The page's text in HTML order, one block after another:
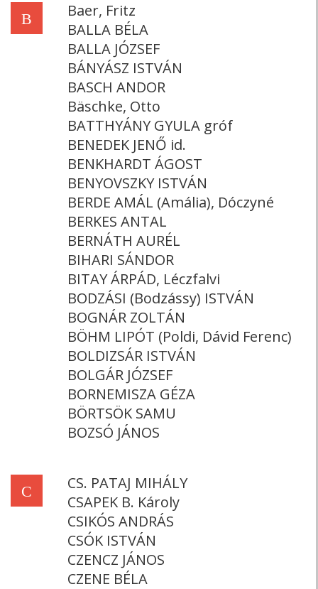
B
Baer, Fritz
BALLA BÉLA
BALLA JÓZSEF
BÁNYÁSZ ISTVÁN
BASCH ANDOR
Bäschke, Otto
BATTHYÁNY GYULA gróf
BENEDEK JENŐ id.
BENKHARDT ÁGOST
BENYOVSZKY ISTVÁN
BERDE AMÁL (Amália), Dóczyné
BERKES ANTAL
BERNÁTH AURÉL
BIHARI SÁNDOR
BITAY ÁRPÁD, Léczfalvi
BODZÁSI (Bodzássy) ISTVÁN
BOGNÁR ZOLTÁN
BÖHM LIPÓT (Poldi, Dávid Ferenc)
BOLDIZSÁR ISTVÁN
BOLGÁR JÓZSEF
BORNEMISZA GÉZA
BÖRTSÖK SAMU
BOZSÓ JÁNOS
C
CS. PATAJ MIHÁLY
CSAPEK B. Károly
CSIKÓS ANDRÁS
CSÓK ISTVÁN
CZENCZ JÁNOS
CZENE BÉLA